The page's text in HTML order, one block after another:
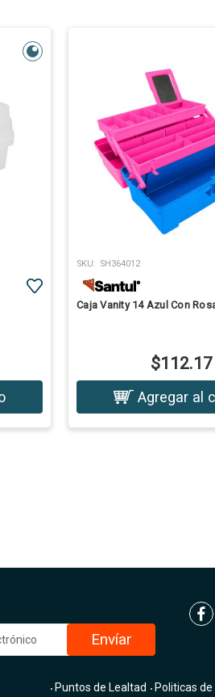
SKU: SH364012
Caja Vanity 14 Azul Con
$112.17
Agregar al
Puntos de Lealtad Politicas